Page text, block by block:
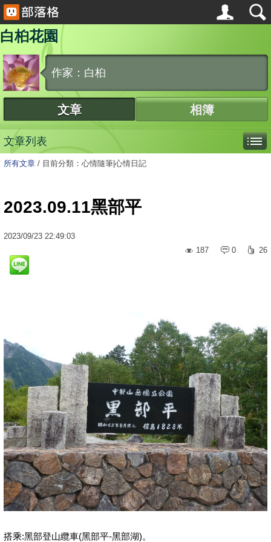
白桕花園
作家：白桕
文章 相簿
文章列表
所有文章 / 目前分類：心情隨筆|心情日記
2023.09.11黑部平
2023/09/23 22:49:03
187
0 26
搭乘:黑部登山纜車(黑部平-黑部湖)。